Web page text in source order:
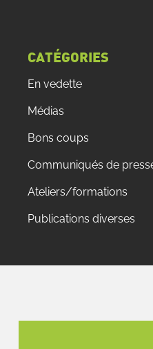
CATÉGORIES
En vedette
Médias
Bons coups
Communiqués de
Ateliers/formations
Publications diverses